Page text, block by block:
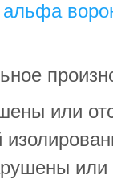
или
или